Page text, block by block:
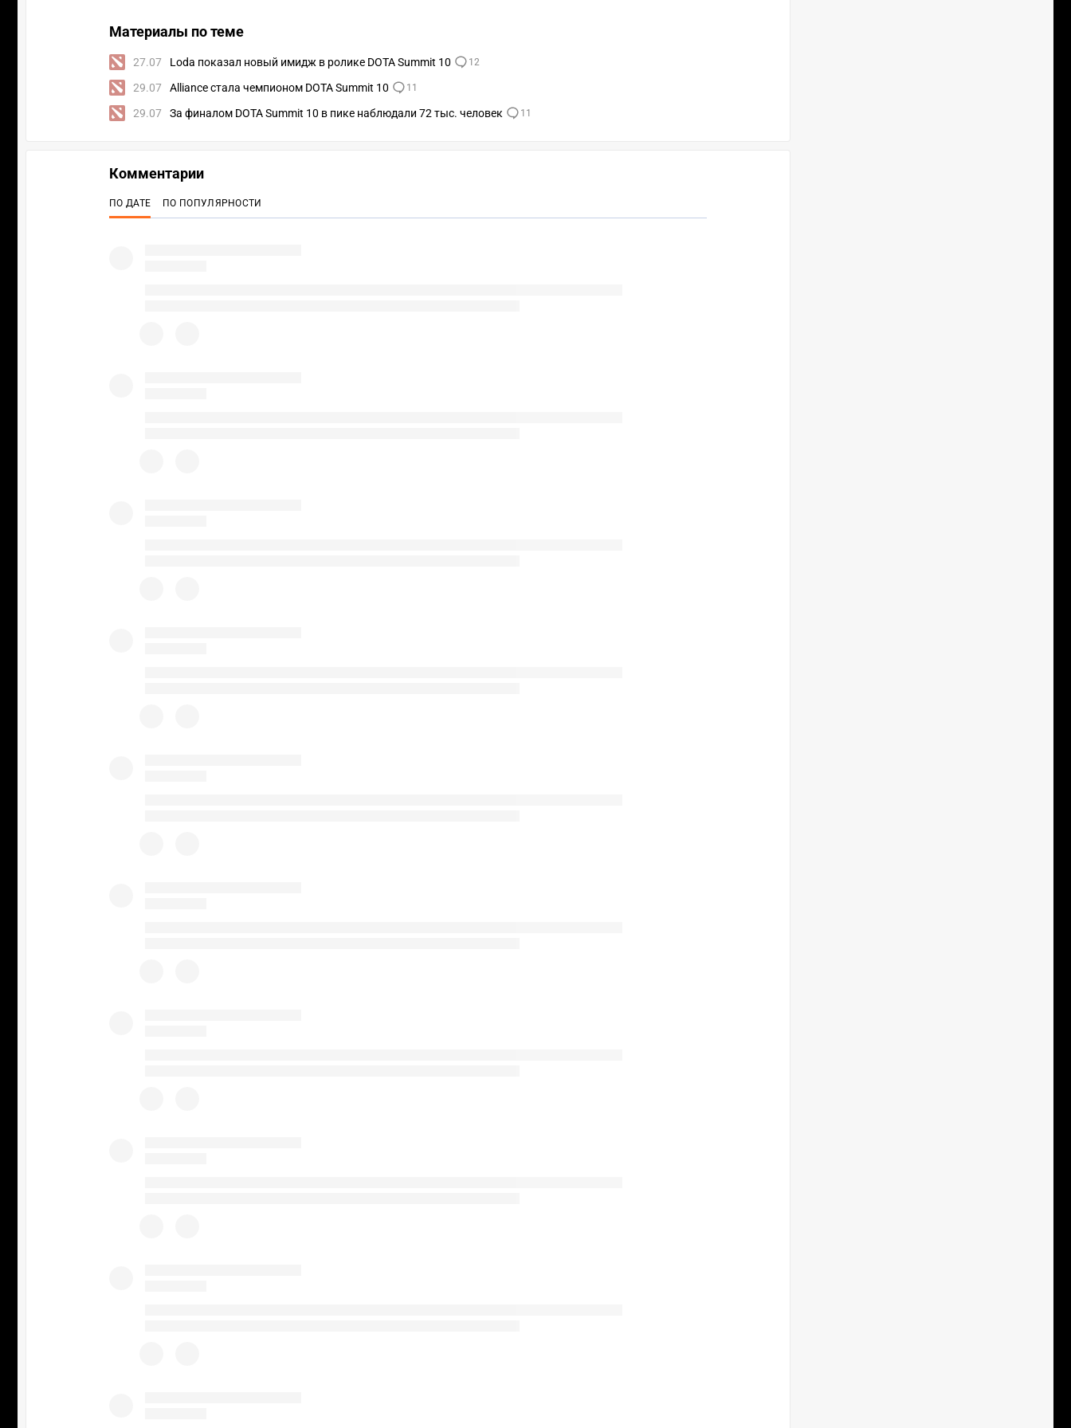
Материалы по теме
27.07 Loda показал новый имидж в ролике DOTA Summit 10 12
29.07 Alliance стала чемпионом DOTA Summit 10 11
29.07 За финалом DOTA Summit 10 в пике наблюдали 72 тыс. человек 11
Комментарии
ПО ДАТЕ ПО ПОПУЛЯРНОСТИ